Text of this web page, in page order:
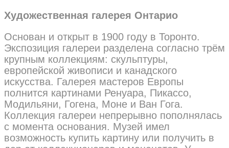
Художественная галерея Онтарио
Основан и открыт в 1900 году в Торонто.
Экспозиция галереи разделена согласно трём
крупным коллекциям: скульптуры,
европейской живописи и канадского
искусства. Галерея мастеров Европы
полнится картинами Ренуара, Пикассо,
Модильяни, Гогена, Моне и Ван Гога.
Коллекция галереи непрерывно пополнялась
с момента основания. Музей имел
возможность купить картину или получить в